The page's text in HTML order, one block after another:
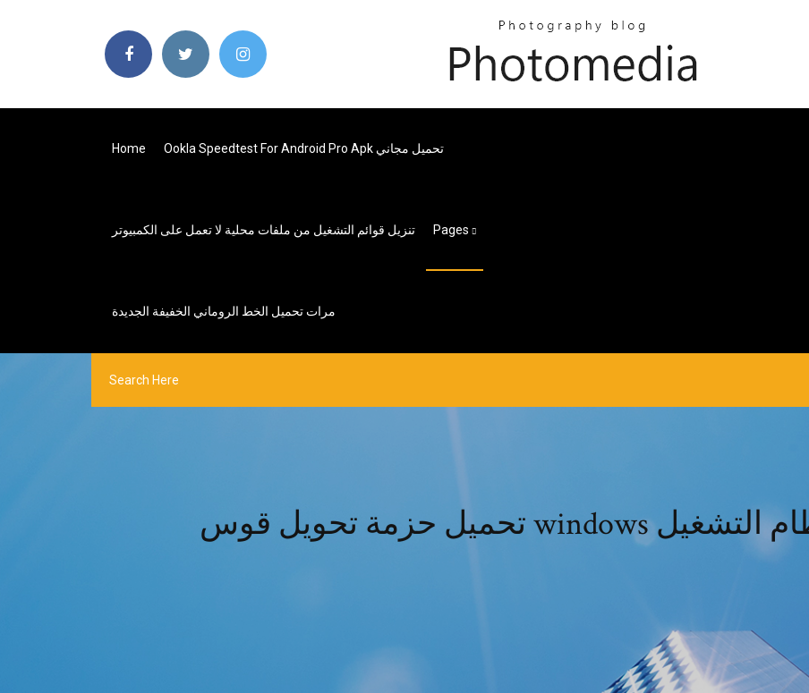
Home Ookla Speedtest For Android Pro Apk تحميل مجاني
تنزيل قوائم التشغيل من ملفات محلية لا تعمل على الكمبيوتر Pages
مرات تحميل الخط الروماني الخفيفة الجديدة